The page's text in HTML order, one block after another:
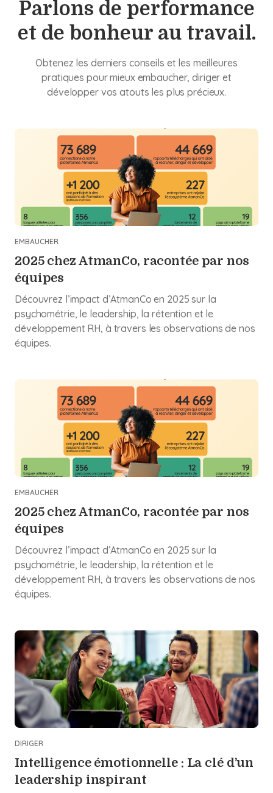
Parlons de performance
et de bonheur au travail.
Obtenez les derniers conseils et les meilleures
pratiques pour mieux embaucher, diriger et
développer vos atouts les plus précieux.
EMBAUCHER
2025 chez AtmanCo, racontée par nos
équipes
Découvrez l’impact d’AtmanCo en 2025 sur la
psychométrie, le leadership, la rétention et le
développement RH, à travers les observations de nos
équipes.
EMBAUCHER
2025 chez AtmanCo, racontée par nos
équipes
Découvrez l’impact d’AtmanCo en 2025 sur la
psychométrie, le leadership, la rétention et le
développement RH, à travers les observations de nos
équipes.
DIRIGER
Intelligence émotionnelle : La clé d’un
leadership inspirant